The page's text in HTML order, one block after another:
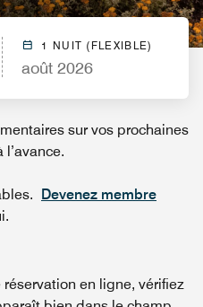
Philadelphia Airport/
1 NUIT (FLEXIBLE)
août 2026
sur vos prochaines
Devenez membre
en ligne, vérifiez